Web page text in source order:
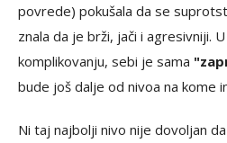
povrede) pokušala da se
znala da je brži, jači i agresivniji.
komplikovanju, sebi je sama
bude još dalje od nivoa na kome
Ni taj najbolji nivo nije dovoljan